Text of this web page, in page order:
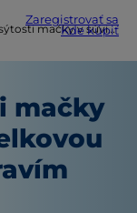
Zaregistrovať sa
Kde kúpiť
jej celkovou hmotnosťou a zdravím
mačky